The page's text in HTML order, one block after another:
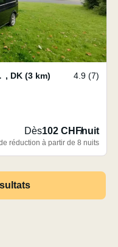
, DK (3 km) 4.9 (7)
Dès102 CHF/nuit
réduction à partir de 8 nuits